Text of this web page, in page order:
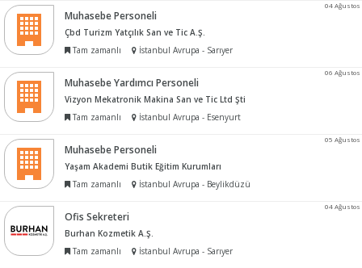
04 Ağustos
Muhasebe Personeli
Çbd Turizm Yatçılık San ve Tic A.Ş.
Tam zamanlı
İstanbul Avrupa - Sarıyer
06 Ağustos
Muhasebe Yardımcı Personeli
Vizyon Mekatronik Makina San ve Tic Ltd Şti
Tam zamanlı
İstanbul Avrupa - Esenyurt
05 Ağustos
Muhasebe Personeli
Yaşam Akademi Butik Eğitim Kurumları
Tam zamanlı
İstanbul Avrupa - Beylikdüzü
04 Ağustos
Ofis Sekreteri
Burhan Kozmetik A.Ş.
Tam zamanlı
İstanbul Avrupa - Sarıyer